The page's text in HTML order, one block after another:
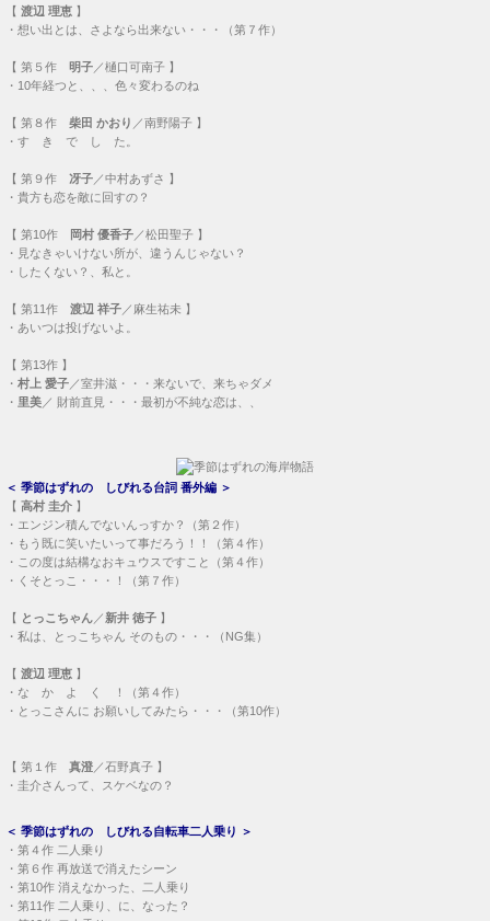
【 渡辺 理恵 】
・ 想い出とは、さよなら出来ない・・・（第７作）
【 第５作 明子／樋口可南子 】
・ 10年経つと、、、色々変わるのね
【 第８作 柴田 かおり ／南野陽子 】
・ す き で し た。
【 第９作 冴子／中村あずさ 】
・ 貴方も恋を敵に回すの？
【 第10作 岡村 優香子／松田聖子 】
・ 見なきゃいけない所が、違うんじゃない？
・
したくない？、私と。
【 第11作 渡辺 祥子／麻生祐未 】
・ あいつは投げないよ。
【 第13作 】
・ 村上 愛子／室井滋・・・ 来ないで、来ちゃダメ
・ 里美／ 財前直見・・・ 最初が不純な恋は、、
＜ 季節はずれの しびれる台詞 番外編 ＞
【 高村 圭介 】
・ エンジン積んでないんっすか？（第２作）
・ もう既に笑いたいって事だろう！！（第４作）
・ この度は結構なおキュウスですこと（第４作）
・ くそとっこ・・・！（第７作）
【 とっこちゃん／新井 徳子 】
・ 私は、とっこちゃん そのもの・・・（NG集）
【 渡辺 理恵 】
・ な か よ く ！（第４作）
・ とっこさんに お願いしてみたら・・・（第10作）
【 第１作 真澄／石野真子 】
・ 圭介さんって、スケベなの？
＜ 季節はずれの しびれる自転車二人乗り ＞
・ 第４作 二人乗り
・ 第６作 再放送で消えたシーン
・ 第10作 消えなかった、二人乗り
・ 第11作 二人乗り、に、なった？